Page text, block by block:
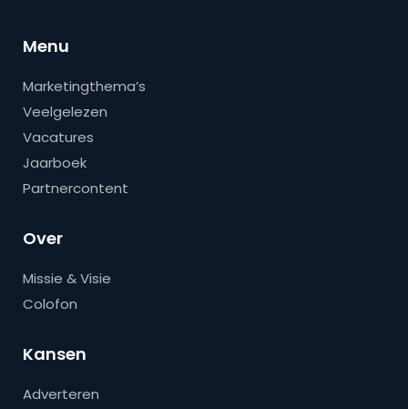
Menu
Marketingthema’s
Veelgelezen
Vacatures
Jaarboek
Partnercontent
Over
Missie & Visie
Colofon
Kansen
Adverteren